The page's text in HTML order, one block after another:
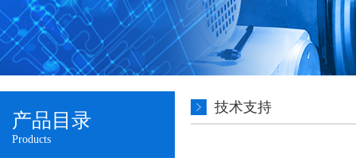
产品目录
Products
技术支持